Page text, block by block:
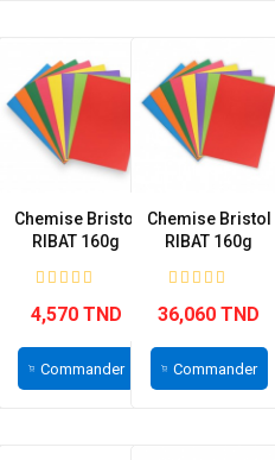
Chemise Bristol
RIBAT 160g
4,570 TND
Commander
Chemise Bristol
RIBAT 160g
36,060 TND
Commander